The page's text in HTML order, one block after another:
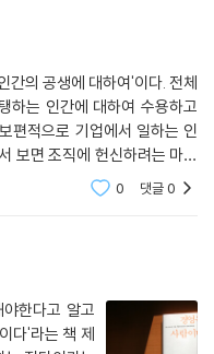
되는 이야기이다. (123~124
이 월말 결산과 분기별 실적
이다. 시장의 압력에 휘둘리다
런데 신기하게도 실적과 수
이윤이 더 높아진다는 기업
자는 다음과 같이 정리한다.
있다. 이윤만 좇다 보면 이윤
업을 재정의한다.
있는 생명체’라고 나는 가정
하려는 본성이 있듯, 기업도
만 나면 제주를 찾아 올레 길
를 이 책을 읽고서야 비로소
지배하는 정글쯤으로 이해하
생태를 지닌 숲이라는 걸 알
역작은 경영을 공부하는 이들
이해를 선사할 것이다.”
장을 이해하려는 한 학자의
화, 과거와 현재의 경제와 사
하고 오늘의 시장에서 인간이
으로부터 한 수 가르침을 얻
간의 공생에 대하여'이다. 전체
하는 인간에 대하여 수용하고
편적으로 기업에서 일하는 인
보면 조직에 헌신하려는 마음
이 업무에 대한 충성심을 갖게
0 댓글0
한다고 알고
다'라는 책 제